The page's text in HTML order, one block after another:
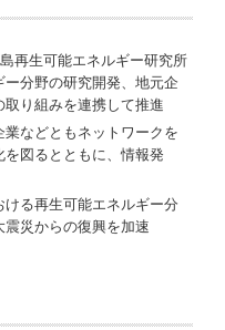
再生可能エネルギー研究所
分野の研究開発、地元企
り組みを連携して推進
などともネットワークを
図るとともに、情報発
る再生可能エネルギー分
災からの復興を加速